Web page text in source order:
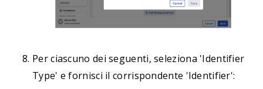
Per ciascuno dei seguenti, seleziona 'Identifier
Type' e fornisci il corrispondente 'Identifier':